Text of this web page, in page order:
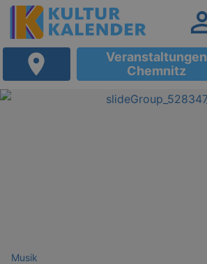
Veranstaltungen
Chemnitz
Musik